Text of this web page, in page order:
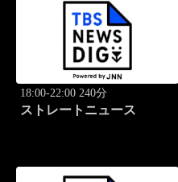
18:00-22:00 240分
ストレートニュース